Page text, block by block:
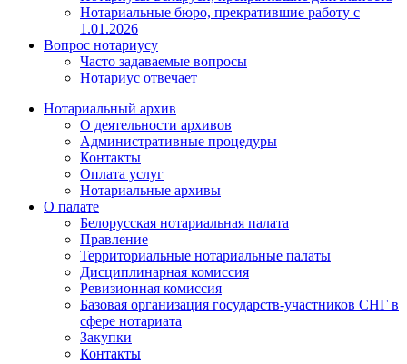
Нотариальные бюро, прекратившие работу с
1.01.2026
Вопрос нотариусу
Часто задаваемые вопросы
Нотариус отвечает
Нотариальный архив
О деятельности архивов
Административные процедуры
Контакты
Оплата услуг
Нотариальные архивы
О палате
Белорусская нотариальная палата
Правление
Территориальные нотариальные палаты
Дисциплинарная комиссия
Ревизионная комиссия
Базовая организация государств-участников СНГ в
сфере нотариата
Закупки
Контакты